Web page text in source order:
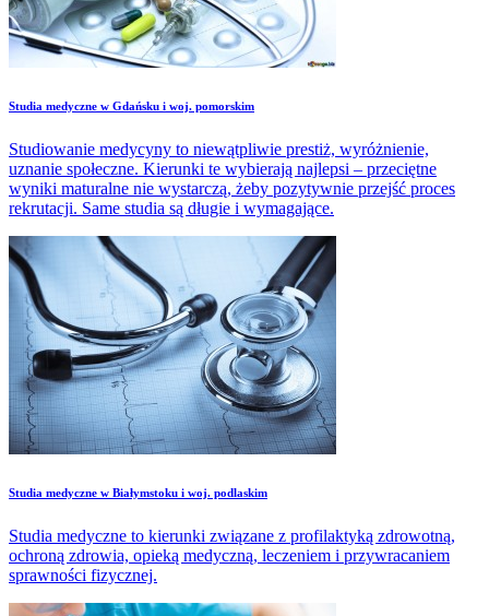
Studia medyczne w Gdańsku i woj. pomorskim
Studiowanie medycyny to niewątpliwie prestiż, wyróżnienie,
uznanie społeczne. Kierunki te wybierają najlepsi – przeciętne
wyniki maturalne nie wystarczą, żeby pozytywnie przejść proces
rekrutacji. Same studia są długie i wymagające.
Studia medyczne w Białymstoku i woj. podlaskim
Studia medyczne to kierunki związane z profilaktyką zdrowotną,
ochroną zdrowia, opieką medyczną, leczeniem i przywracaniem
sprawności fizycznej.